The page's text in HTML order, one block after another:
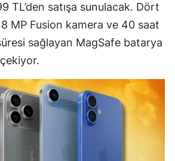
TL’den satışa sunulacak. Dört
MP Fusion kamera ve 40 saat
sağlayan MagSafe batarya